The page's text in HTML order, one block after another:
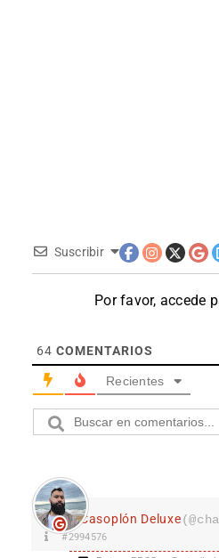
Suscribir
Por favor, accede
64 COMENTARIOS
Recientes
Casoplón Deluxe
#2994576